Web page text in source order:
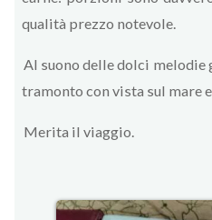
qualità prezzo notevole.
Al suono delle dolci
tramonto con vista sul mare
Merita il viaggio.